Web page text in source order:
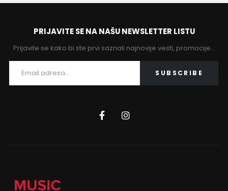
PRIJAVITE SE NA NAŠU NEWSLETTER LISTU
Prijavite se kako bi ste prvi saznali najnovije vesti, promocije…